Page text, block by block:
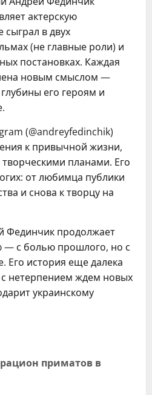
актерскую
сыграл в двух
(не главные роли) и
постановках. Каждая
новым смыслом —
его героям и
(@andreyfedinchik)
к привычной жизни,
планами. Его
от любимца публики
и снова к творцу на
Фединчик продолжает
с болью прошлого, но с
Его история еще далека
нетерпением ждем новых
украинскому
приматов в